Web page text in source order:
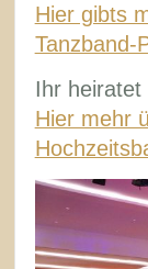
Hier gibts
Tanzband-
Ihr heiratet
Hier mehr